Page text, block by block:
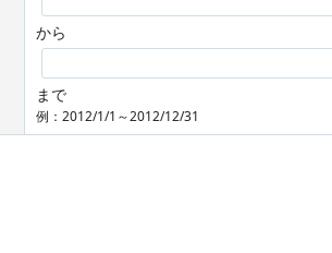
から
まで
例：2012/1/1～2012/12/31